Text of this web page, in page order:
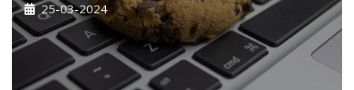
25-03-2024